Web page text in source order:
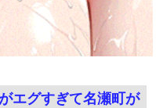
エグすぎて名瀬町が